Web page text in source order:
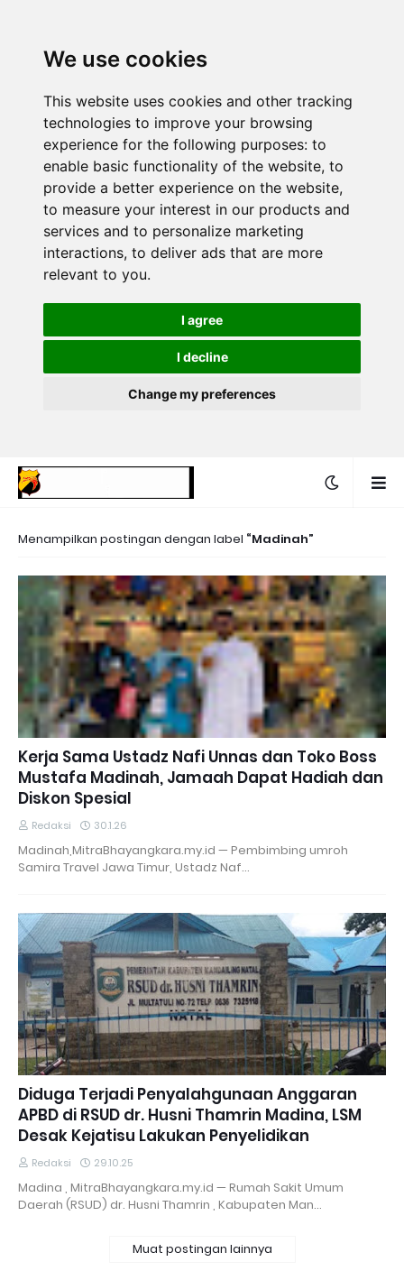
We use cookies
This website uses cookies and other tracking
technologies to improve your browsing
experience for the following purposes: to
enable basic functionality of the website, to
provide a better experience on the website,
to measure your interest in our products and
services and to personalize marketing
interactions, to deliver ads that are more
relevant to you.
I agree
I decline
Change my preferences
Menampilkan postingan dengan label Madinah
Kerja Sama Ustadz Nafi Unnas dan Toko Boss
Mustafa Madinah, Jamaah Dapat Hadiah dan
Diskon Spesial
Redaksi 30.1.26
Madinah,MitraBhayangkara.my.id — Pembimbing umroh
Samira Travel Jawa Timur, Ustadz Naf…
Diduga Terjadi Penyalahgunaan Anggaran
APBD di RSUD dr. Husni Thamrin Madina, LSM
Desak Kejatisu Lakukan Penyelidikan
Redaksi 29.10.25
Madina , MitraBhayangkara.my.id — Rumah Sakit Umum
Daerah (RSUD) dr. Husni Thamrin , Kabupaten Man…
Muat postingan lainnya